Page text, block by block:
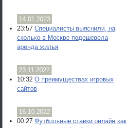
14.01.2023
23:57 Специалисты выяснили, на
сколько в Москве подешевела
аренда жилья
23.11.2022
10:32 О преимуществах игровых
сайтов
16.10.2022
00:27 Футбольные ставки онлайн как